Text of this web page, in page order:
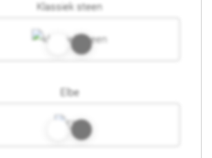
Klassiek steen
Elbe